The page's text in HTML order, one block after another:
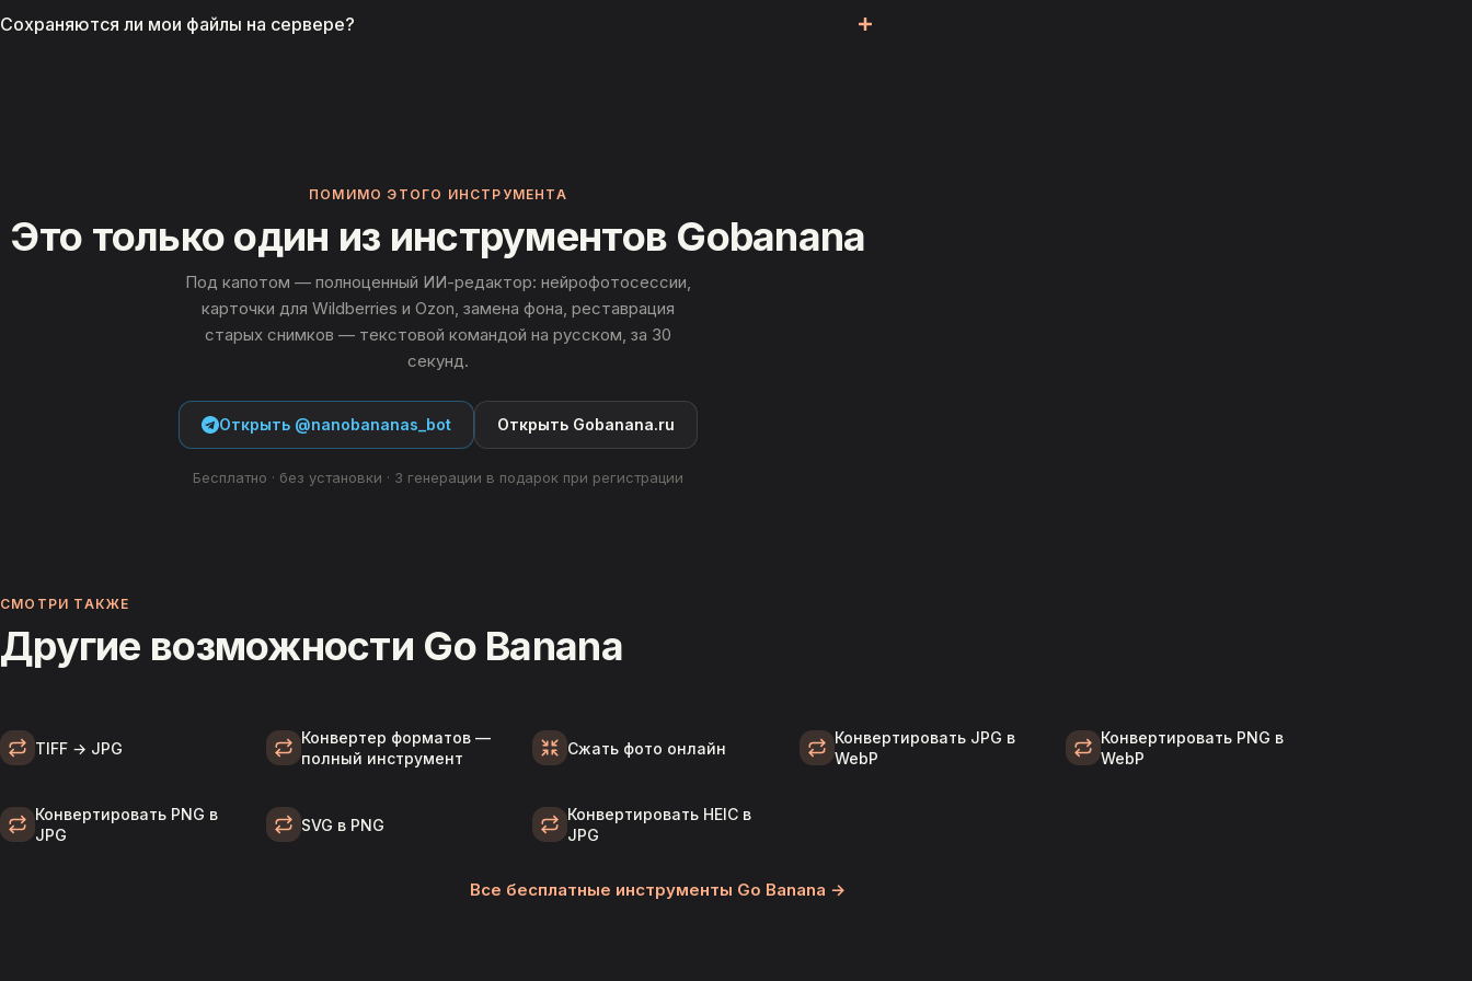
Сохраняются ли мои файлы на сервере?
ПОМИМО ЭТОГО ИНСТРУМЕНТА
Это только один из инструментов Gobanana
Под капотом — полноценный ИИ-редактор: нейрофотосессии,
карточки для Wildberries и Ozon, замена фона, реставрация
старых снимков — текстовой командой на русском, за 30
секунд.
Открыть @nanobananas_bot Открыть Gobanana.ru
Бесплатно · без установки · 3 генерации в подарок при регистрации
СМОТРИ ТАКЖЕ
Другие возможности Go Banana
TIFF → JPG
Конвертер форматов —
полный инструмент
Сжать фото онлайн
Конвертировать JPG в
WebP
Конвертировать PNG в
WebP
Конвертировать PNG в
JPG
SVG в PNG
Конвертировать HEIC в
JPG
Все бесплатные инструменты Go Banana →